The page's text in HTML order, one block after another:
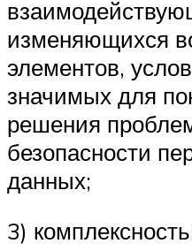
изменяющихся
элементов,
значимых для
решения
безопасности
данных;
3)